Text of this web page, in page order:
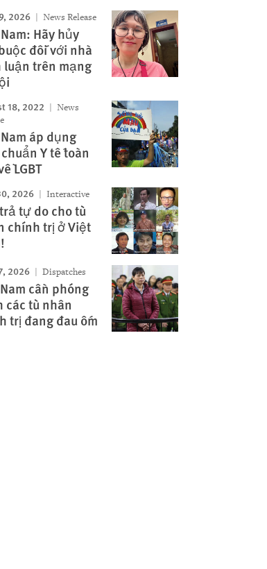
2026 News Release
Hãy hủy
đối với nhà
luận trên mạng
18, 2022
News
áp dụng
Y tế toàn
LGBT
2026 Interactive
tự do cho tù
chính trị ở Việt
2026 Dispatches
cần phóng
các tù nhân
trị đang đau ốm